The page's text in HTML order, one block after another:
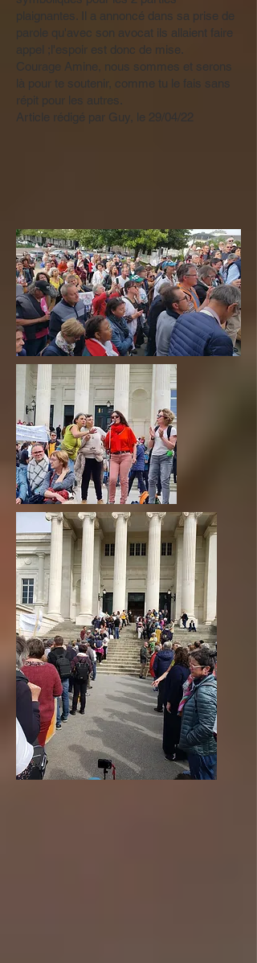
plaignantes. Il a annoncé dans sa prise de
parole qu'avec son avocat ils allaient faire
appel ;l'espoir est donc de mise.
Courage Amine, nous sommes et serons
là pour te soutenir, comme tu le fais sans
répit pour les autres.
Article rédigé par Guy, le 29/04/22